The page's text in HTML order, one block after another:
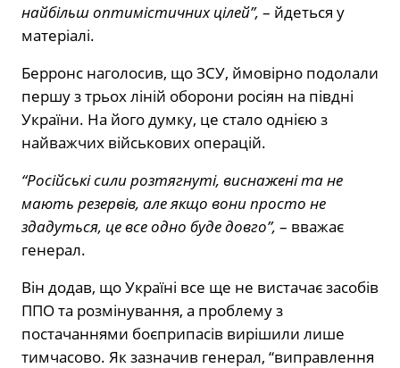
найбільш оптимістичних цілей”, – йдеться у
матеріалі.
Берронс наголосив, що ЗСУ, ймовірно подолали
першу з трьох ліній оборони росіян на півдні
України. На його думку, це стало однією з
найважчих військових операцій.
“Російські сили розтягнуті, виснажені та не
мають резервів, але якщо вони просто не
здадуться, це все одно буде довго”, – вважає
генерал.
Він додав, що Україні все ще не вистачає засобів
ППО та розмінування, а проблему з
постачаннями боєприпасів вирішили лише
тимчасово. Як зазначив генерал, “виправлення